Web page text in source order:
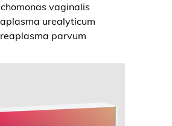
vaginalis
urealyticum
parvum